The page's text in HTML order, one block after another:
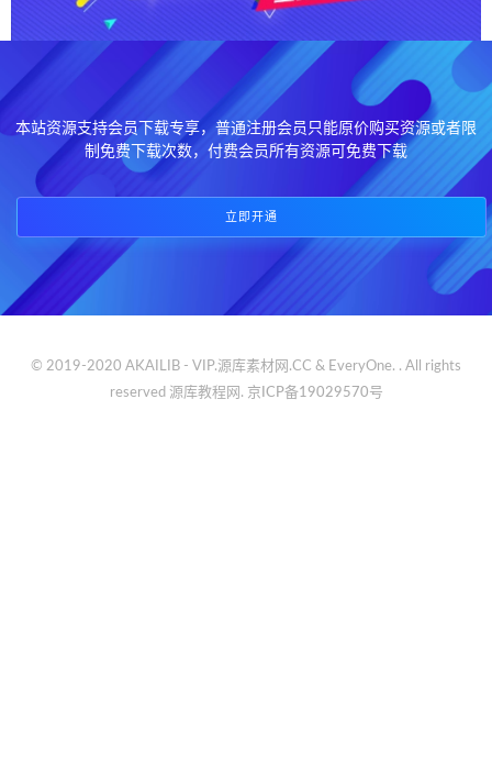
本站资源支持会员下载专享，普通注册会员只能原价购买资源或者限
制免费下载次数，付费会员所有资源可免费下载
立即开通
© 2019-2020 AKAILIB - VIP.源库素材网.CC & EveryOne. . All rights
reserved 源库教程网. 京ICP备19029570号